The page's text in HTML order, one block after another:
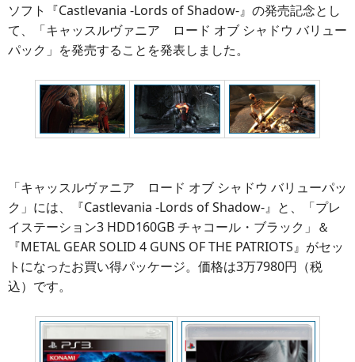
ソフト『Castlevania -Lords of Shadow-』の発売記念とし
て、「キャッスルヴァニア ロード オブ シャドウ バリュー
パック」を発売することを発表しました。
「キャッスルヴァニア ロード オブ シャドウ バリューパッ
ク」には、『Castlevania -Lords of Shadow-』と、「プレ
イステーション3 HDD160GB チャコール・ブラック」＆
『METAL GEAR SOLID 4 GUNS OF THE PATRIOTS』がセッ
トになったお買い得パッケージ。価格は3万7980円（税
込）です。